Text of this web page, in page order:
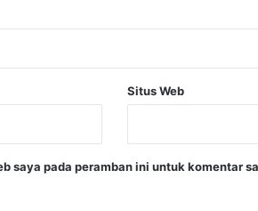
Situs Web
saya pada peramban ini untuk komentar